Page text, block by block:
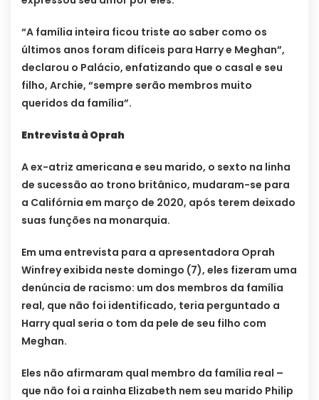
“A família inteira ficou triste ao saber como os
últimos anos foram difíceis para Harry e Meghan”,
declarou o Palácio, enfatizando que o casal e seu
filho, Archie, “sempre serão membros muito
queridos da família”.
Entrevista à Oprah
A ex-atriz americana e seu marido, o sexto na linha
de sucessão ao trono britânico, mudaram-se para
a Califórnia em março de 2020, após terem deixado
suas funções na monarquia.
Em uma entrevista para a apresentadora Oprah
Winfrey exibida neste domingo (7), eles fizeram uma
denúncia de racismo: um dos membros da família
real, que não foi identificado, teria perguntado a
Harry qual seria o tom da pele de seu filho com
Meghan.
Eles não afirmaram qual membro da família real –
que não foi a rainha Elizabeth nem seu marido Philip